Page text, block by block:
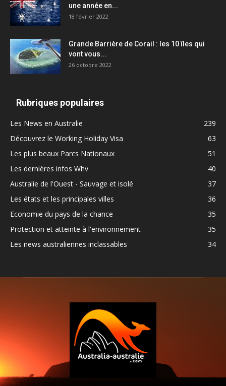
une année en...
18 février 2022
Grande Barrière de Corail : les 10 îles qui
vont vous...
26 octobre 2022
Rubriques populaires
Les News en Australie
239
Découvrez le Working Holiday Visa
63
Les plus beaux Parcs Nationaux
51
Les dernières infos Whv
40
Australie de l'Ouest - Sauvage et isolé
37
Les états et les principales villes
36
Economie du pays de la chance
35
Protection et atteinte à l'environnement
35
Les news australiennes inclassables
34